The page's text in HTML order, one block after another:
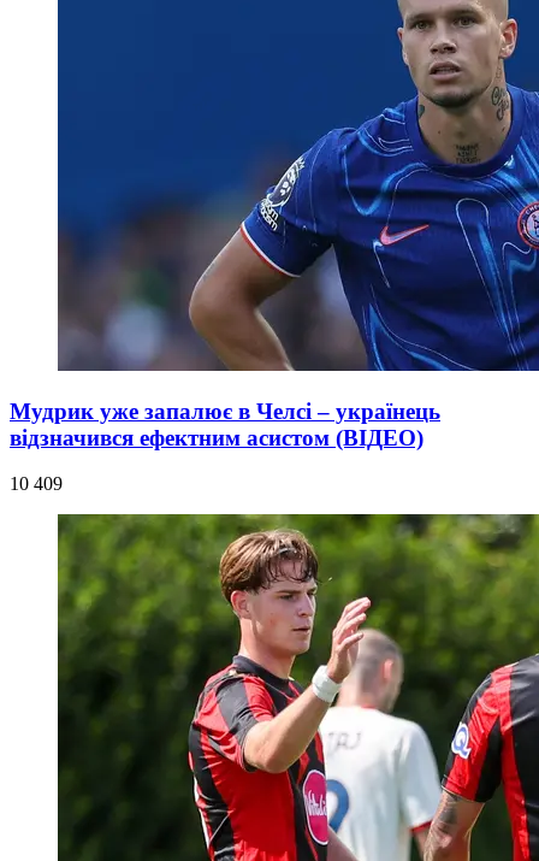
Мудрик уже запалює в Челсі – українець
відзначився ефектним асистом (ВІДЕО)
10 409